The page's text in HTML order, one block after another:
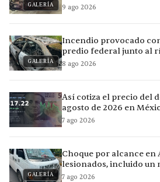
GALERÍA 9 ago 2026
GALERÍA
Incendio provocado
predio federal junto al
8 ago 2026
Así cotiza el precio del
agosto de 2026 en
7 ago 2026
GALERÍA
Choque por alcance en
lesionados, incluido un
7 ago 2026